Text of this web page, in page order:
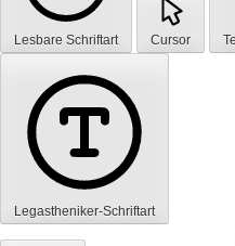
Lesbare Schriftart Cursor
Legastheniker-Schriftart